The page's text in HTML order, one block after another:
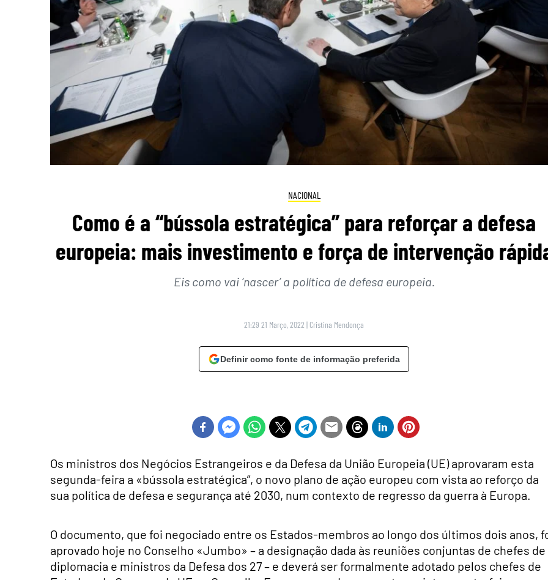
NACIONAL
Como é a “bússola estratégica” para reforçar a defesa
europeia: mais investimento e força de intervenção
Eis como vai ‘nascer’ a política de defesa europeia.
21:29 21 Março, 2022 | Cristina Mendonça
Definir como fonte de informação preferida
Os ministros dos Negócios Estrangeiros e da Defesa da União Europeia (UE) aprovaram esta
segunda-feira a «bússola estratégica”, o novo plano de ação europeu com vista ao reforço da
sua política de defesa e segurança até 2030, num contexto de regresso da guerra à Europa.
O documento, que foi negociado entre os Estados-membros ao longo dos últimos dois anos,
aprovado hoje no Conselho «Jumbo» – a designação dada às reuniões conjuntas de chefes de
diplomacia e ministros da Defesa dos 27 – e deverá ser formalmente adotado pelos chefes de